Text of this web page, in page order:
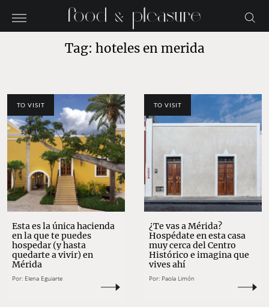
Tag: hoteles en merida
TO VISIT
Esta es la única hacienda
en la que te puedes
hospedar (y hasta
quedarte a vivir) en
Mérida
Por: Elena Eguiarte
TO VISIT
¿Te vas a Mérida?
Hospédate en esta casa
muy cerca del Centro
Histórico e imagina que
vives ahí
Por: Paola Limón